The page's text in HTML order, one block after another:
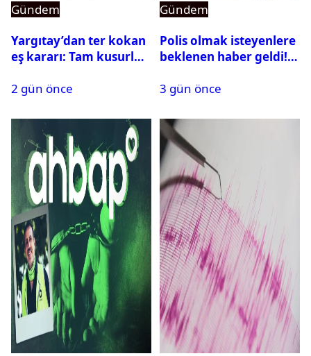
Gündem
Yargıtay’dan ter kokan
eş kararı: Tam kusurlu
2 gün önce
Gündem
Polis olmak isteyenlere
beklenen haber geldi!
3 gün önce